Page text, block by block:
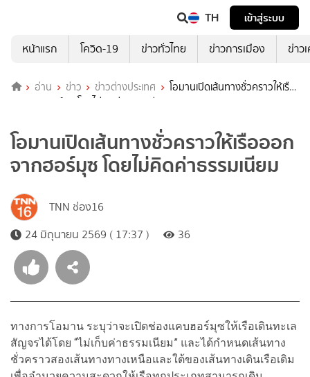
TH
เข้าสู่ระบบ
หน้าแรก
โควิด-19 ข่าวทั่วไทย ข่าวการเมือง ข่าว
อ่าน ข่าว ข่าวต่างประเทศ
โอมานเปิดเส้นทางชั่วคราวให้เรือ
ออกจากฮอร์มุซ โดยไม่คิดค่าธรรมเนียม
โอมานเปิดเส้นทางชั่วคราวให้เรือออก
จากฮอร์มุซ โดยไม่คิดค่าธรรมเนียม
TNN ช่อง16
24 มิถุนายน 2569 ( 17:37 )
36
ทางการโอมาน ระบุว่าจะเปิดช่องแคบฮอร์มุซให้เรือเดินทะเล
สัญจรได้โดย “ไม่เก็บค่าธรรมเนียม” และได้กำหนดเส้นทาง
ชั่วคราวสองเส้นทางทางเหนือและใต้ของเส้นทางเดินเรือเดิม